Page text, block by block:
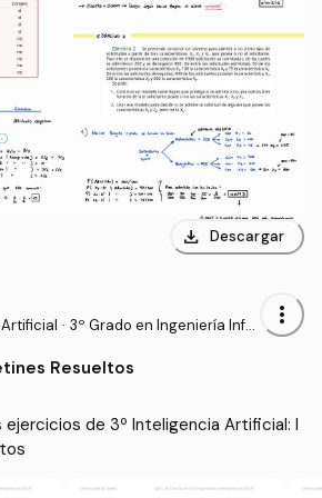
download Descargar
· 3º Grado en Ingeniería Infor
ware (US)
more_vert
Resueltos
de 3º Inteligencia Artificial: I